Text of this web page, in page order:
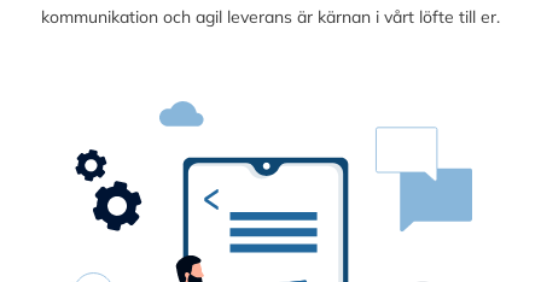
kommunikation och agil leverans är kärnan i vårt löfte till er.